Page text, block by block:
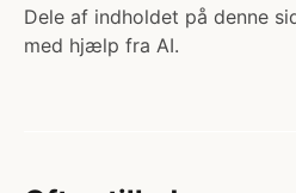
Dele af indholdet på denne
med hjælp fra AI.